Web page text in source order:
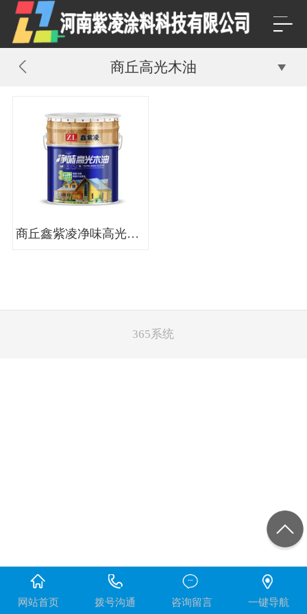
商丘高光木油
商丘鑫紫凌净味高光木油
365系统
网站首页 拨号沟通 咨询留言 一键导航